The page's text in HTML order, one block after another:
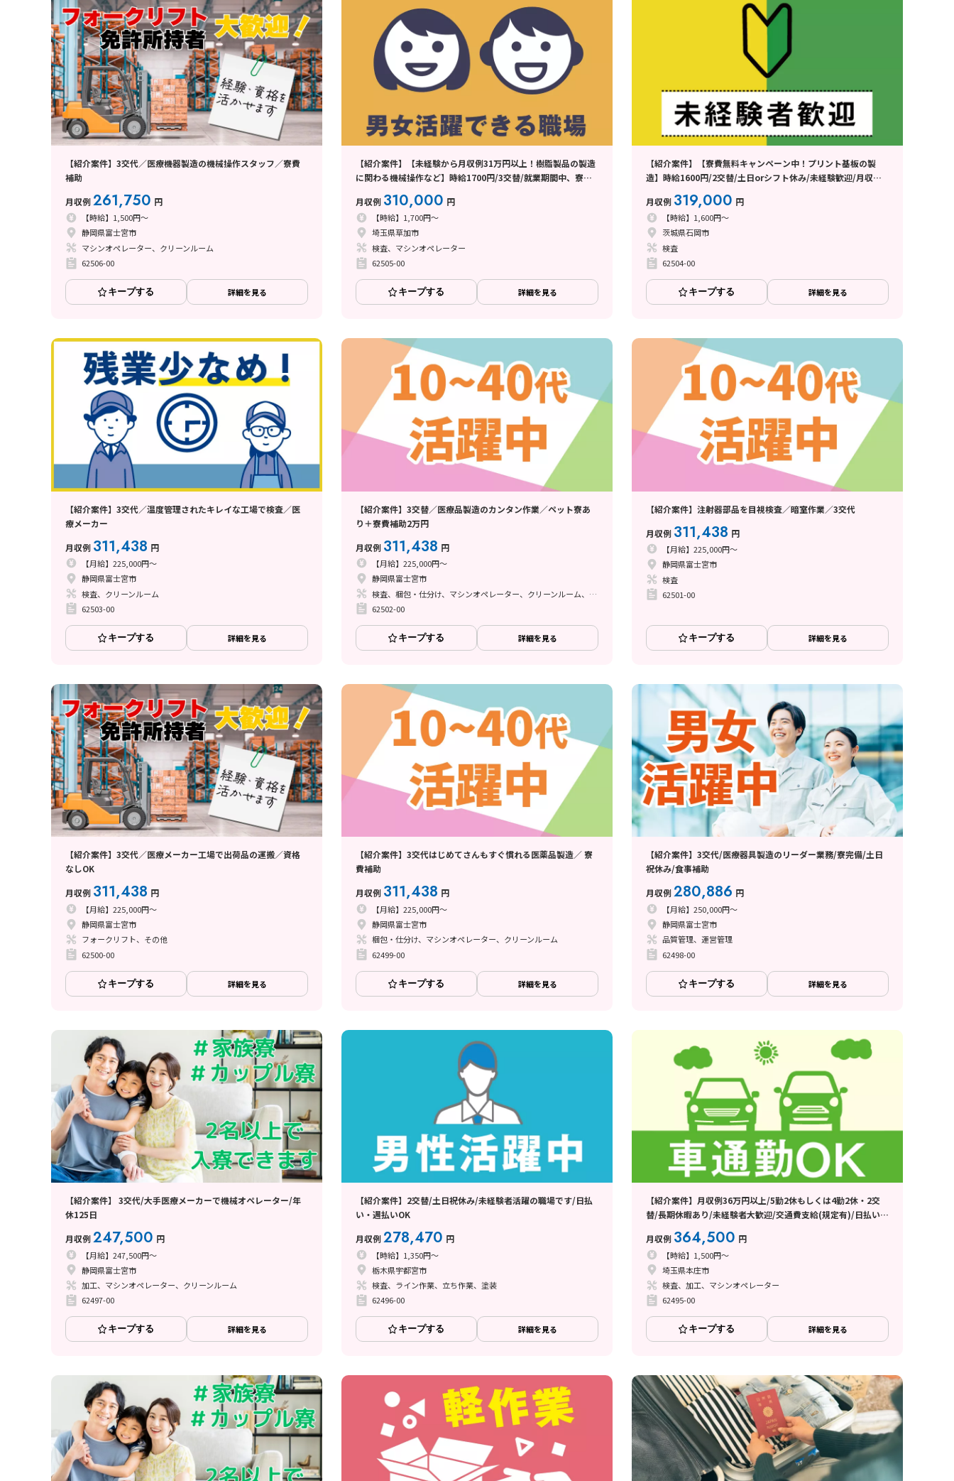
【紹介案件】3交代／医療機器製造の機械操作スタッフ／寮費
補助
月収例261,750 円
【時給】1,500円～
静岡県富士宮市
マシンオペレーター、クリーンルーム
62506-00
キープする 詳細を見る
【紹介案件】【未経験から月収例31万円以上！樹脂製品の製造
に関わる機械操作など】時給1700円/3交替/就業期間中、寮費
修あり◎
月収例 310,000 円
【時給】1,700円～
埼玉県草加市
検査、マシンオペレーター
62505-00
キープする 詳細を見る
【紹介案件】【寮費無料キャンペーン中！プリント基板の製
造】時給1600円/2交替/土日orシフト休み/未経験歓迎/月収
月収例 319,000 円
【時給】1,600円～
茨城県石岡市
検査
62504-00
キープする 詳細を見る
【紹介案件】3交代／温度管理されたキレイな工場で検査／医
療メーカー
月収例 311,438 円
【月給】225,000円～
静岡県富士宮市
検査、クリーンルーム
62503-00
キープする 詳細を見る
【紹介案件】3交替／医療品製造のカンタン作業／ペット寮あ
り＋寮費補助2万円
月収例 311,438 円
【月給】225,000円～
静岡県富士宮市
検査、梱包・仕分け、マシンオペレーター、クリーンルーム、フォークリフト、その他
62502-00
キープする 詳細を見る
【紹介案件】注射器部品を目視検査／暗室作業／3交代
月収例 311,438 円
【月給】225,000円～
静岡県富士宮市
検査
62501-00
キープする 詳細を見る
【紹介案件】3交代／医療メーカー工場で出荷品の運搬／資格
なしOK
月収例 311,438 円
【月給】225,000円～
静岡県富士宮市
フォークリフト、その他
62500-00
キープする 詳細を見る
【紹介案件】3交代はじめてさんもすぐ慣れる医薬品製造／ 寮
費補助
月収例 311,438 円
【月給】225,000円～
静岡県富士宮市
梱包・仕分け、マシンオペレーター、クリーンルーム
62499-00
キープする 詳細を見る
【紹介案件】3交代/医療器具製造のリーダー業務/寮完備/土日
祝休み/食事補助
月収例280,886 円
【月給】250,000円～
静岡県富士宮市
品質管理、運営管理
62498-00
キープする 詳細を見る
【紹介案件】 3交代/大手医療メーカーで機械オペレーター/年
休125日
月収例247,500 円
【月給】247,500円～
静岡県富士宮市
加工、マシンオペレーター、クリーンルーム
62497-00
キープする 詳細を見る
【紹介案件】2交替/土日祝休み/未経験者活躍の職場です/日払
い・週払いOK
月収例278,470 円
【時給】1,350円～
栃木県宇都宮市
検査、ライン作業、立ち作業、塗装
62496-00
キープする 詳細を見る
【紹介案件】月収例36万円以上/5勤2休もしくは4勤2休・2交
替/長期休暇あり/未経験者大歓迎/交通費支給(規定有)/日払い・
月収例 364,500 円
【時給】1,500円～
埼玉県本庄市
検査、加工、マシンオペレーター
62495-00
キープする 詳細を見る